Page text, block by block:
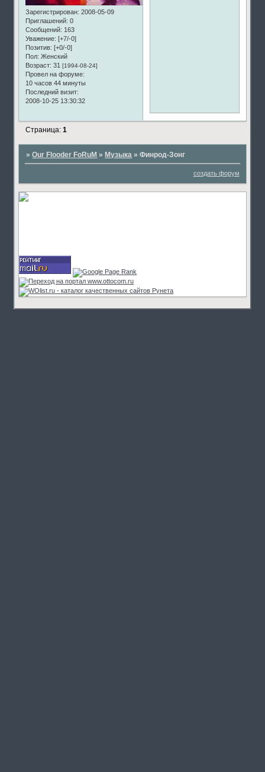
Зарегистрирован: 2008-05-09
Приглашений: 0
Сообщений: 163
Уважение: [+7/-0]
Позитив: [+0/-0]
Пол: Женский
Возраст: 31[1994-08-24]
Провел на форуме:
10 часов 44 минуты
Последний визит:
2008-10-25 13:30:32
Страница:1
»Our Flooder FoRuM »Музыка »Финрод-Зонг
создать форум